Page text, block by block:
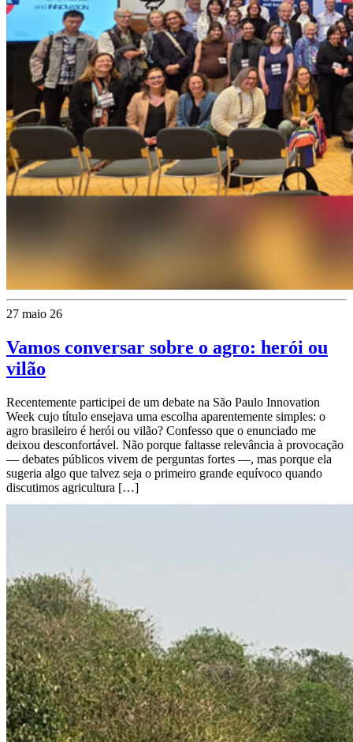
27 maio 26
Vamos conversar sobre o agro: herói ou
vilão
Recentemente participei de um debate na São Paulo Innovation
Week cujo título ensejava uma escolha aparentemente simples: o
agro brasileiro é herói ou vilão? Confesso que o enunciado me
deixou desconfortável. Não porque faltasse relevância à provocação
— debates públicos vivem de perguntas fortes —, mas porque ela
sugeria algo que talvez seja o primeiro grande equívoco quando
discutimos agricultura […]